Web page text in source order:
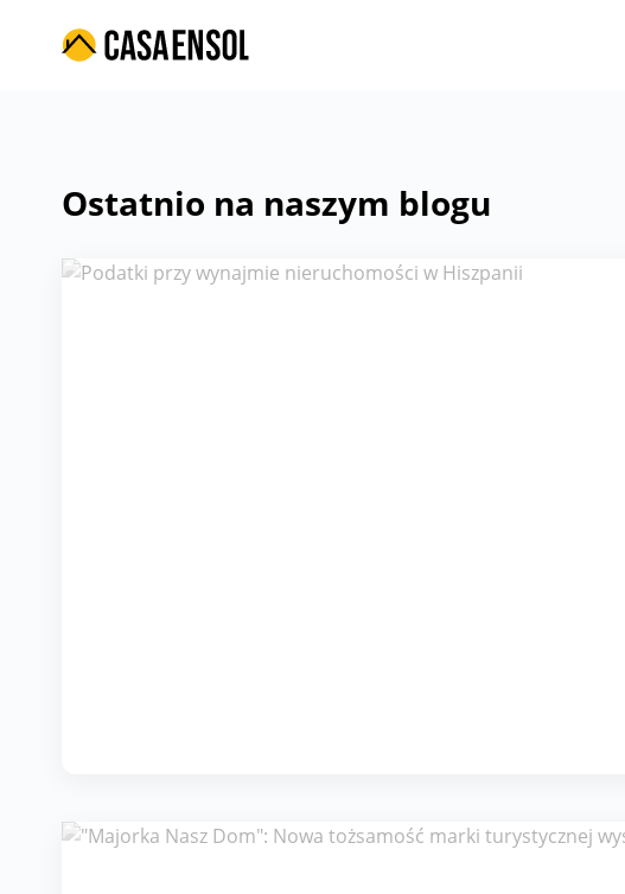
Ostatnio na naszym blogu